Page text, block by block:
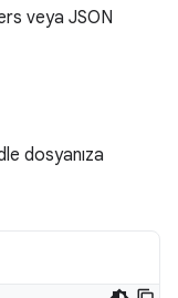
veya JSON
dosyanıza